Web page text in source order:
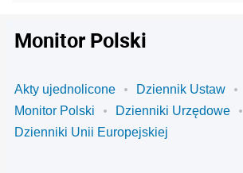
Monitor Polski
Akty ujednolicone
Dziennik Ustaw
Monitor Polski
Dzienniki Urzędowe
Dzienniki Unii Europejskiej